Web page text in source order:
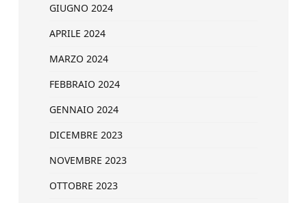
GIUGNO 2024
APRILE 2024
MARZO 2024
FEBBRAIO 2024
GENNAIO 2024
DICEMBRE 2023
NOVEMBRE 2023
OTTOBRE 2023